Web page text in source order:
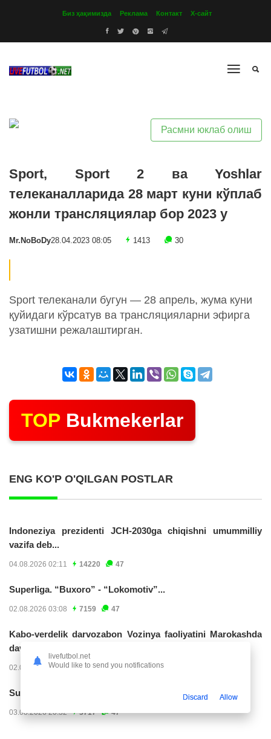
Биз ҳақимизда Реклама Контакт Х-сайт
Расмни юклаб олиш
Sport, Sport 2 ва Yoshlar
телеканалларида 28 март куни кўплаб
жонли трансляциялар бор 2023 y
Mr.NoBoDy28.04.2023 08:05 1413 30
Sport телеканали бугун — 28 апрель, жума куни
қуйидаги кўрсатув ва трансляцияларни эфирга
узатишни режалаштирган.
TOP Bukmekerlar
ENG KO'P O'QILGAN POSTLAR
Indoneziya prezidenti JCH-2030ga chiqishni umummilliy
vazifa deb...
04.08.2026 02:11 14220 47
Superliga. “Buxoro” - “Lokomotiv”...
02.08.2026 03:08 7159 47
Kabo-verdelik darvozabon Vozinya faoliyatini Marokashda
davom ettirishi...
02.08.2026 01:08 3900 47
Superliga. "Dinamo" – "Neftchi" (matnli...
03.08.2026 20:32 3717 47
livefutbol.net
Would like to send you notifications
Discard Allow